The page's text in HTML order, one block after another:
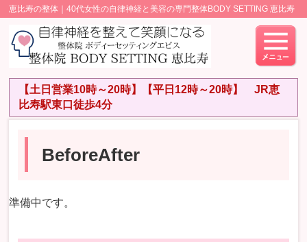
恵比寿の整体｜40代女性の自律神経と美容の専門整体BODY SETTING 恵比寿
【土日営業10時～20時】【平日12時～20時】 JR恵
比寿駅東口徒歩4分
BeforeAfter
準備中です。